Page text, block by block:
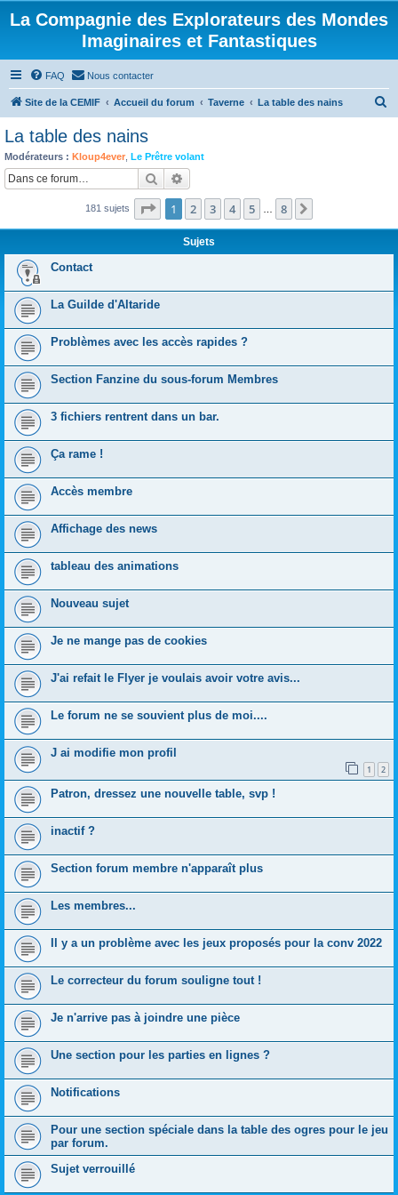
La Compagnie des Explorateurs des Mondes
Imaginaires et Fantastiques
FAQ Nous contacter
Site de la CEMIF Accueil du forum Taverne La table des nains
c
r
La table des nains
Modérateurs : Kloup4ever Le Prêtre volant
Rechercher
181 sujets Page 1sur8
1 2 3 4 5 8
Sujets
Contact
La Guilde d'Altaride
Problèmes avec les accès rapides ?
Section Fanzine du sous-forum Membres
3 fichiers rentrent dans un bar.
Ça rame !
Accès membre
Affichage des news
tableau des animations
Nouveau sujet
Je ne mange pas de cookies
J'ai refait le Flyer je voulais avoir votre avis...
Le forum ne se souvient plus de moi....
J ai modifie mon profil
1 2
Patron, dressez une nouvelle table, svp !
inactif ?
Section forum membre n'apparaît plus
Les membres...
Il y a un problème avec les jeux proposés pour la conv 2022
Le correcteur du forum souligne tout !
Je n'arrive pas à joindre une pièce
Une section pour les parties en lignes ?
Notifications
Pour une section spéciale dans la table des ogres pour le jeu
par forum.
Sujet verrouillé